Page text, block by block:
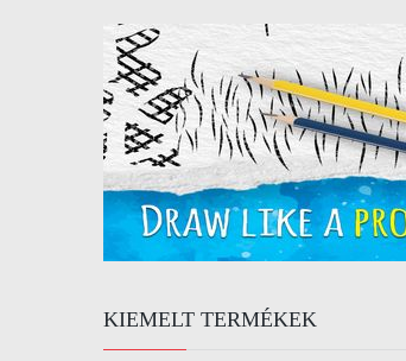
KIEMELT TERMÉKEK